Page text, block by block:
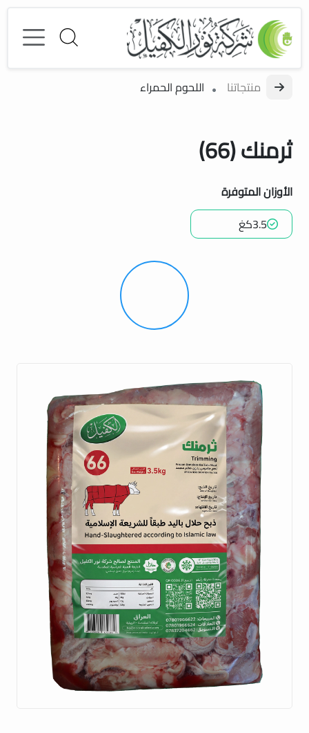
منتجاتنا اللحوم الحمراء
ثرمنك (66)
الأوزان المتوفرة
3.5كغ